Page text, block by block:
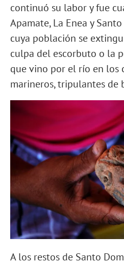
continuó su labor y fue
Apamate, La Enea y
cuya población se
culpa del escorbuto o la
que vino por el río en los
marineros, tripulantes de
A los restos de Santo